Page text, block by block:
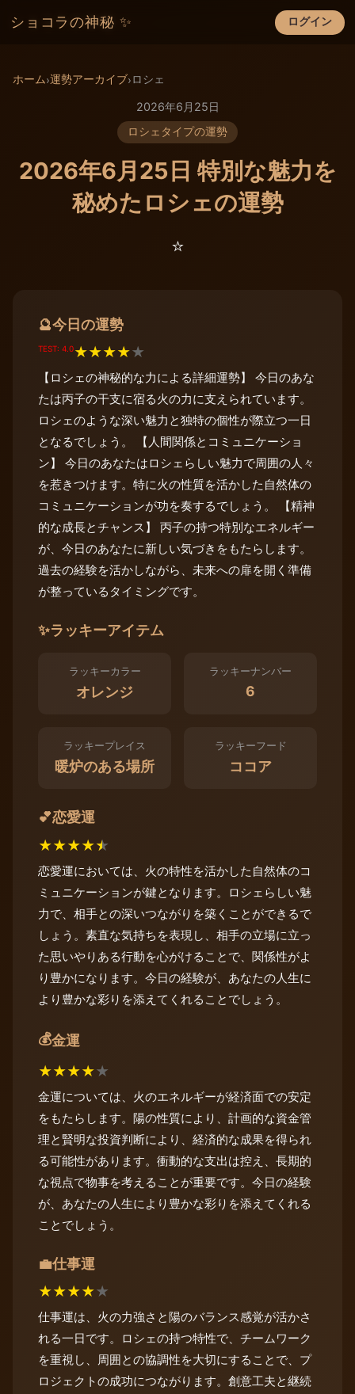
ショコラの神秘 ✨ ログイン
×
ホーム›運勢アーカイブ›ロシェ
2026年6月25日
ロシェタイプの運勢
2026年6月25日 特別な魅力を
秘めたロシェの運勢
⭐️
🔮今日の運勢
TEST: 4.0★★★★★
【ロシェの神秘的な力による詳細運勢】 今日のあな
たは丙子の干支に宿る火の力に支えられています。
ロシェのような深い魅力と独特の個性が際立つ一日
となるでしょう。 【人間関係とコミュニケーショ
ン】 今日のあなたはロシェらしい魅力で周囲の人々
を惹きつけます。特に火の性質を活かした自然体の
コミュニケーションが功を奏するでしょう。 【精神
的な成長とチャンス】 丙子の持つ特別なエネルギー
が、今日のあなたに新しい気づきをもたらします。
過去の経験を活かしながら、未来への扉を開く準備
が整っているタイミングです。
✨ラッキーアイテム
ラッキーカラー
オレンジ
ラッキーナンバー
6
ラッキープレイス
暖炉のある場所
ラッキーフード
ココア
💕恋愛運
★★★★★
恋愛運においては、火の特性を活かした自然体のコ
ミュニケーションが鍵となります。ロシェらしい魅
力で、相手との深いつながりを築くことができるで
しょう。素直な気持ちを表現し、相手の立場に立っ
た思いやりある行動を心がけることで、関係性がよ
り豊かになります。今日の経験が、あなたの人生に
より豊かな彩りを添えてくれることでしょう。
💰金運
★★★★★
金運については、火のエネルギーが経済面での安定
をもたらします。陽の性質により、計画的な資金管
理と賢明な投資判断により、経済的な成果を得られ
る可能性があります。衝動的な支出は控え、長期的
な視点で物事を考えることが重要です。今日の経験
が、あなたの人生により豊かな彩りを添えてくれる
ことでしょう。
💼仕事運
★★★★★
仕事運は、火の力強さと陽のバランス感覚が活かさ
れる一日です。ロシェの持つ特性で、チームワーク
を重視し、周囲との協調性を大切にすることで、プ
ロジェクトの成功につながります。創意工夫と継続